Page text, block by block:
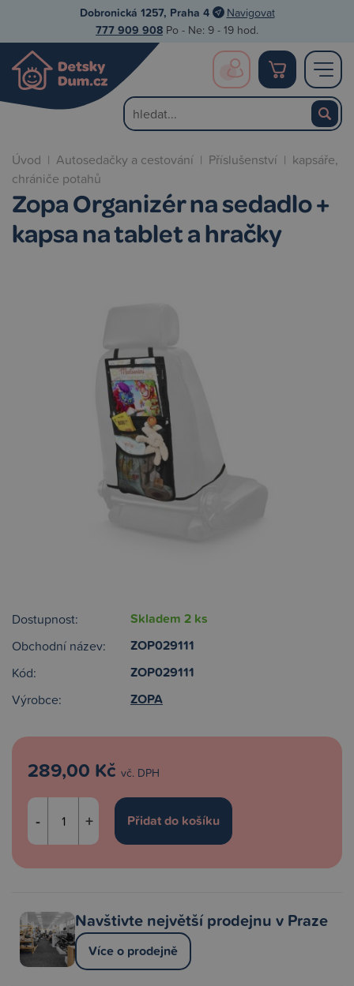
Dobronická 1257, Praha 4 Navigovat
777 909 908 Po - Ne: 9 - 19 hod.
Úvod | Autosedačky a cestování | Příslušenství | kapsáře,
chrániče potahů
Zopa Organizér na sedadlo +
kapsa na tablet a hračky
Dostupnost: Skladem 2 ks
Obchodní název: ZOP029111
Kód: ZOP029111
Výrobce: ZOPA
289,00 Kč vč. DPH
- +
Navštivte největší prodejnu v Praze
Více o prodejně